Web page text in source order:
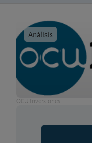
Análisis
OCU Inversiones